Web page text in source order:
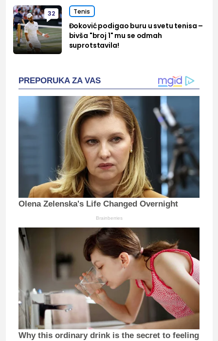
32 Tenis
Đoković podigao buru u svetu tenisa –
bivša "broj 1" mu se odmah
suprotstavila!
PREPORUKA ZA VAS
Olena Zelenska's Life Changed Overnight
Brainberries
Why this ordinary drink is the secret to feeling